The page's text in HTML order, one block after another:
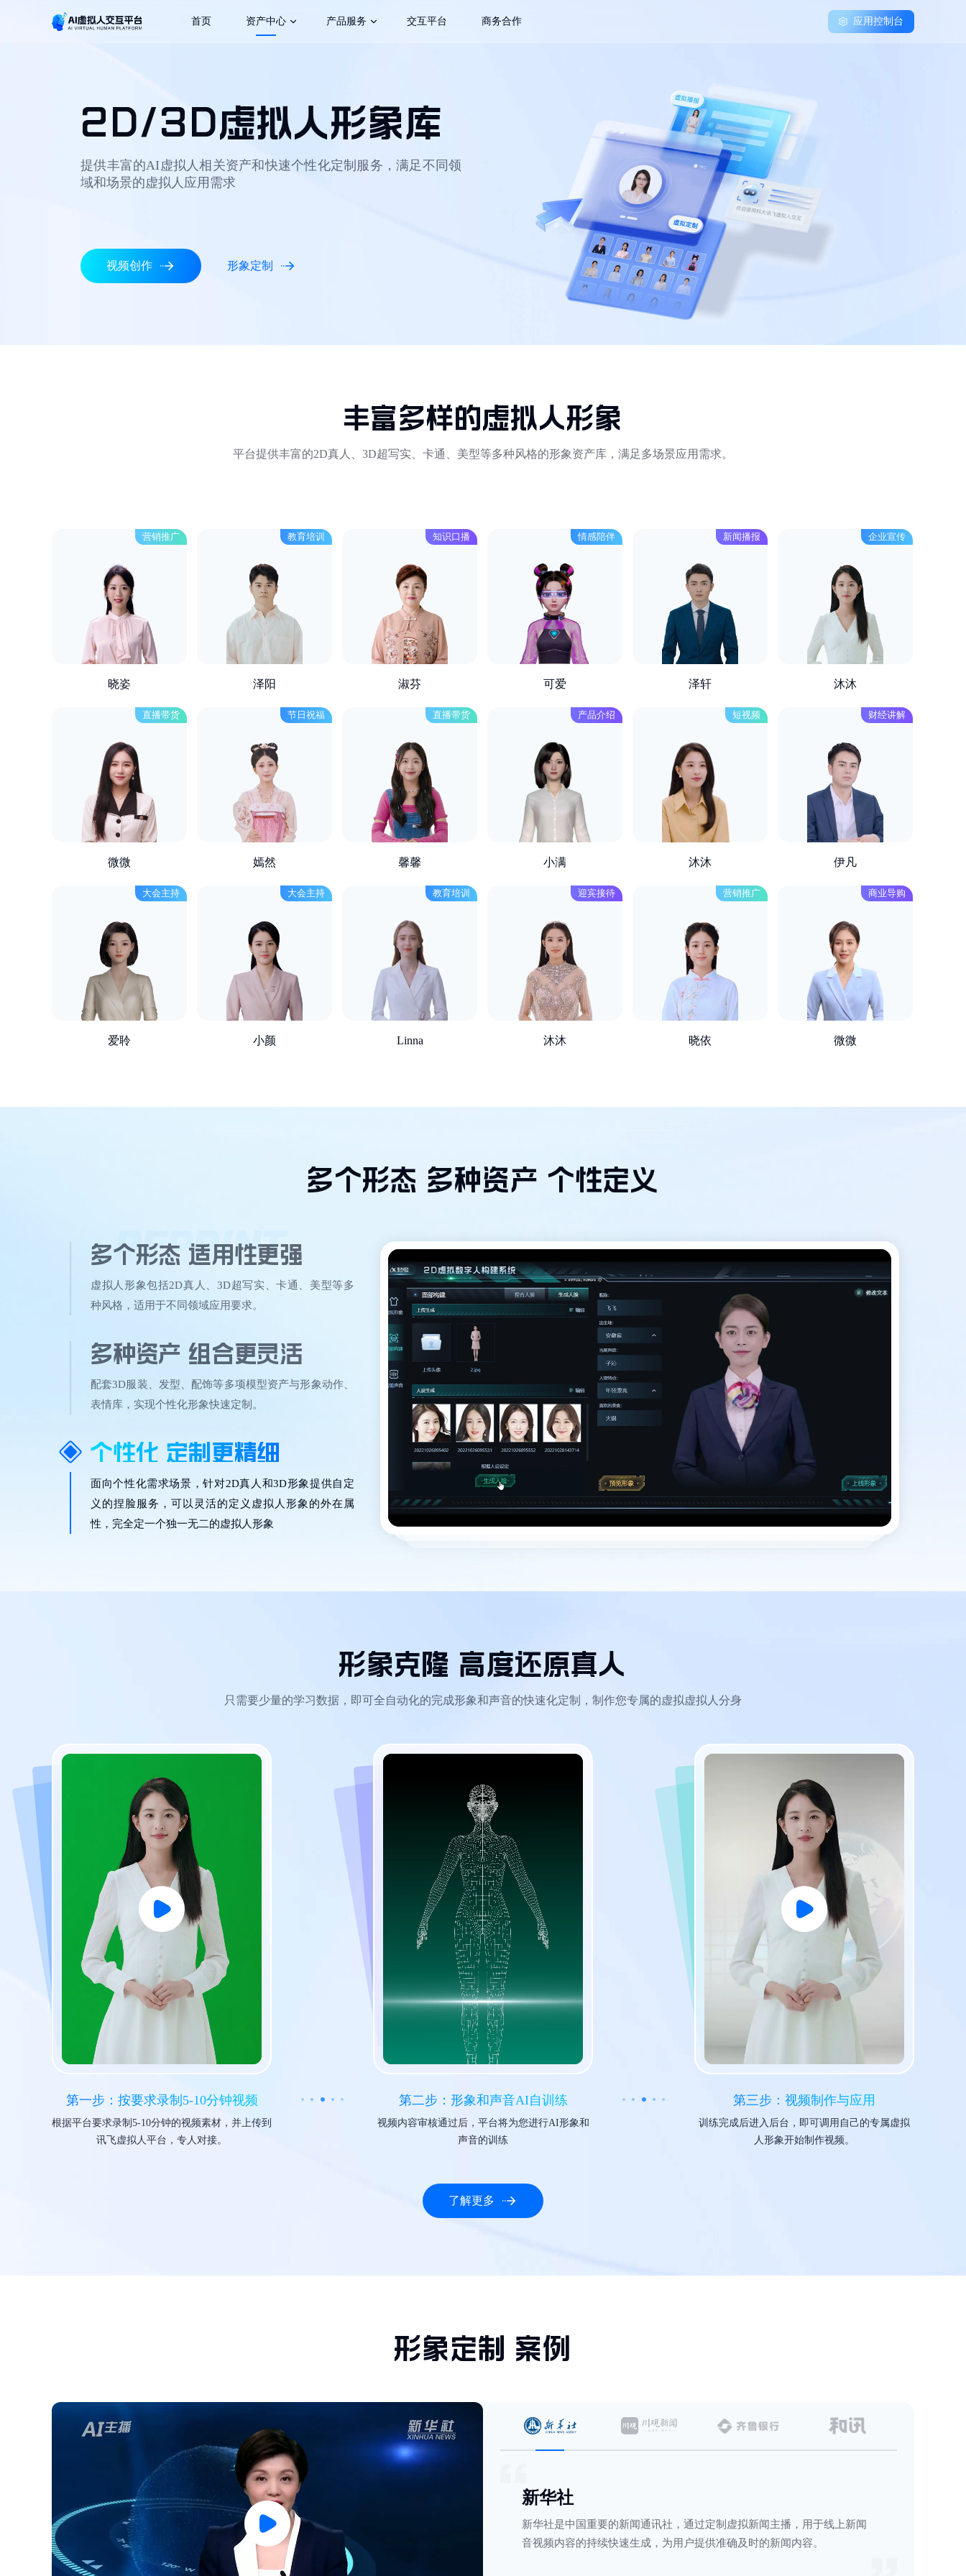
首页 资产中心 产品服务
虚拟人能力开放
交互平台 商务合作 应用控制台
2D/3D虚拟人形象库
提供丰富的AI虚拟人相关资产和快速个性化定制服务，满足不同领
域和场景的虚拟人应用需求
视频创作 形象定制
丰富多样的虚拟人形象
平台提供丰富的2D真人、3D超写实、卡通、美型等多种风格的形象资产库，满足多场景应用需求。
营销推广
晓姿
教育培训
泽阳
知识口播
淑芬
情感陪伴
可爱
新闻播报
泽轩
企业宣传
沐沐
直播带货
微微
节日祝福
嫣然
直播带货
馨馨
产品介绍
小满
短视频
沐沐
财经讲解
伊凡
大会主持
爱聆
大会主持
小颜
教育培训
Linna
迎宾接待
沐沐
营销推广
晓依
商业导购
微微
多个形态 多种资产 个性定义
多个形态 适用性更强
虚拟人形象包括2D真人、3D超写实、卡通、美型等多
种风格，适用于不同领域应用要求。
多种资产 组合更灵活
配套3D服装、发型、配饰等多项模型资产与形象动作、
表情库，实现个性化形象快速定制。
个性化 定制更精细
面向个性化需求场景，针对2D真人和3D形象提供自定
义的捏脸服务，可以灵活的定义虚拟人形象的外在属
性，完全定一个独一无二的虚拟人形象
形象克隆 高度还原真人
只需要少量的学习数据，即可全自动化的完成形象和声音的快速化定制，制作您专属的虚拟虚拟人分身
第一步：按要求录制5-10分钟视频
根据平台要求录制5-10分钟的视频素材，并上传到
讯飞虚拟人平台，专人对接。
第二步：形象和声音AI自训练
视频内容审核通过后，平台将为您进行AI形象和
声音的训练
第三步：视频制作与应用
训练完成后进入后台，即可调用自己的专属虚拟
人形象开始制作视频。
了解更多
形象定制 案例
新华社
新华社是中国重要的新闻通讯社，通过定制虚拟新闻主播，用于线上新闻
音视频内容的持续快速生成，为用户提供准确及时的新闻内容。